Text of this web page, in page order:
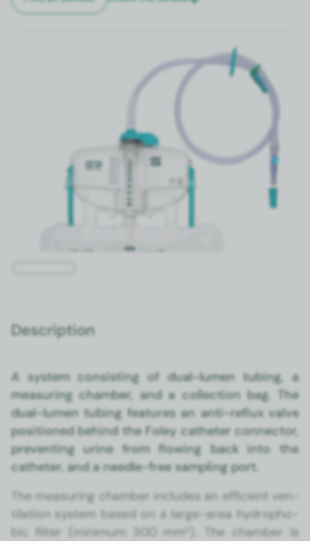
Description
A sys­tem con­sist­ing of dual-lumen tub­ing, a
mea­sur­ing cham­ber, and a col­lec­tion bag. The
dual-lumen tub­ing fea­tures an anti-reflux valve
posi­tioned behind the Foley catheter con­nec­tor,
pre­vent­ing urine from flow­ing back into the
catheter, and a nee­dle-free sam­pling port.
The mea­sur­ing cham­ber includes an effi­cient ven­
ti­la­tion sys­tem based on a large-area hydropho­
bic fil­ter (min­i­mum 300 mm²). The cham­ber is